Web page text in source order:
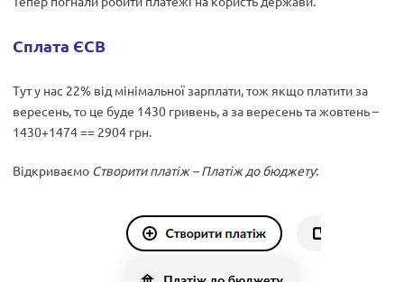
Сплата ЄСВ
Тут у нас 22% від мінімальної зарплати, тож якщо платити за
вересень, то це буде 1430 гривень, а за вересень та жовтень –
1430+1474 == 2904 грн.
Відкриваємо Створити платіж – Платіж до бюджету: